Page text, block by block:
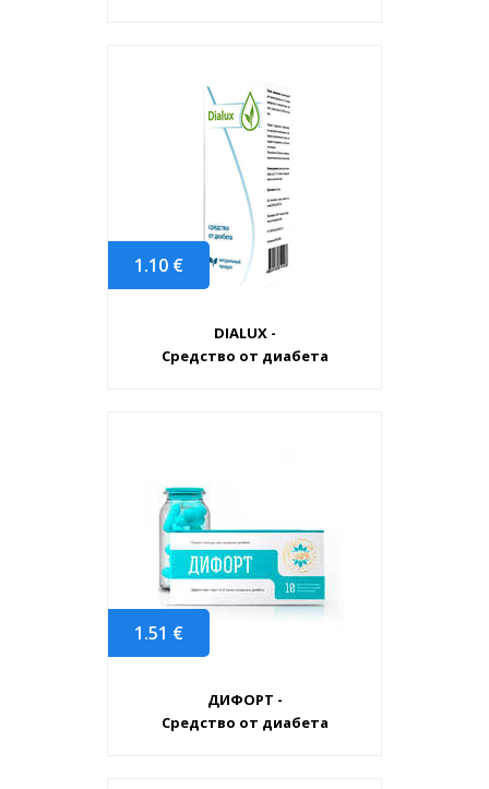
1.10 €
DIALUX -
Средство от диабета
1.51 €
ДИФОРТ -
Средство от диабета